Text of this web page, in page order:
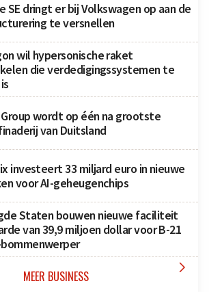
SE dringt er bij Volkswagen op aan de
te versnellen
wil hypersonische raket
die verdedigingssystemen te
wordt op één na grootste
van Duitsland
investeert 33 miljard euro in nieuwe
voor AI-geheugenchips
Staten bouwen nieuwe faciliteit
van 39,9 miljoen dollar voor B-21
MEER BUSINESS 